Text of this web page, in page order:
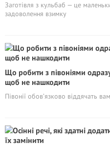
Заготівля з кульбаб — це
задоволення взимку
Що робити з півоніями одразу
щоб не нашкодити
Півонії обов’язково віддячать